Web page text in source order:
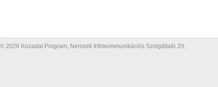
© 2026 Közadat Program, Nemzeti Infokommunikációs Szolgáltató Zrt.